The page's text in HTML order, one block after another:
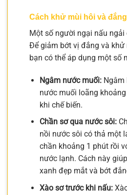
Cách khử mùi hôi và
Một số người ngại nấu
Để giảm bớt vị đắng và khử
bạn có thể áp dụng một số
Ngâm nước muối:Ngâm
nước muối loãng
khi chế biến.
Chần sơ qua nước sôi:
nồi nước sôi có thả một
chần khoảng 1 phút rồi
nước lạnh. Cách này
xanh đẹp mắt và bớt
Xào sơ trước khi nấu: